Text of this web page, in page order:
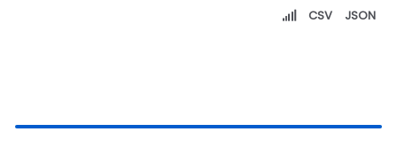
CSV JSON